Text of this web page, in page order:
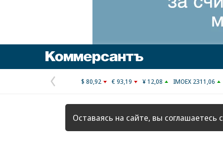
Предыдущая
страница
$ 80,92 € 93,19 ¥ 12,08 IMOEX 2311,06
Оставаясь на сайте, вы соглашаетесь с